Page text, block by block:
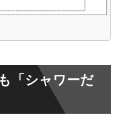
「シャワーだ